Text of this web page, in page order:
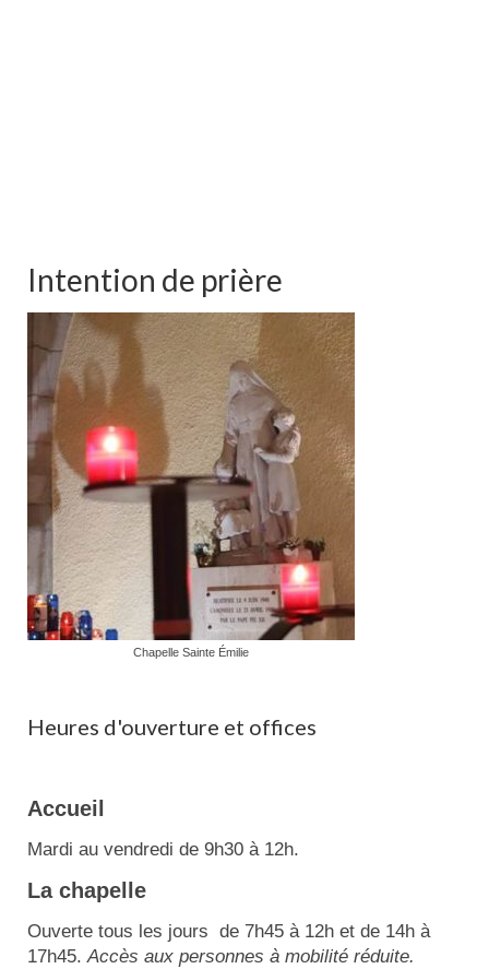
Intention de prière
Chapelle Sainte Émilie
Heures d'ouverture et offices
Accueil
Mardi au vendredi de 9h30 à 12h.
La chapelle
Ouverte tous les jours de 7h45 à 12h et de 14h à
17h45.Accès aux personnes à mobilité réduite.